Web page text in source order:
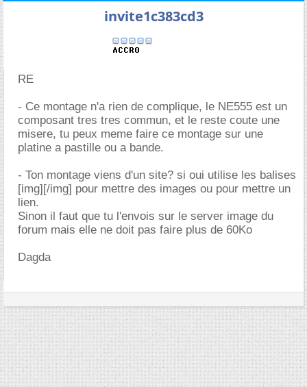
invite1c383cd3
RE
- Ce montage n'a rien de complique, le NE555 est un
composant tres tres commun, et le reste coute une
misere, tu peux meme faire ce montage sur une
platine a pastille ou a bande.
- Ton montage viens d'un site? si oui utilise les balises
[img][/img] pour mettre des images ou pour mettre un
lien.
Sinon il faut que tu l'envois sur le server image du
forum mais elle ne doit pas faire plus de 60Ko
Dagda